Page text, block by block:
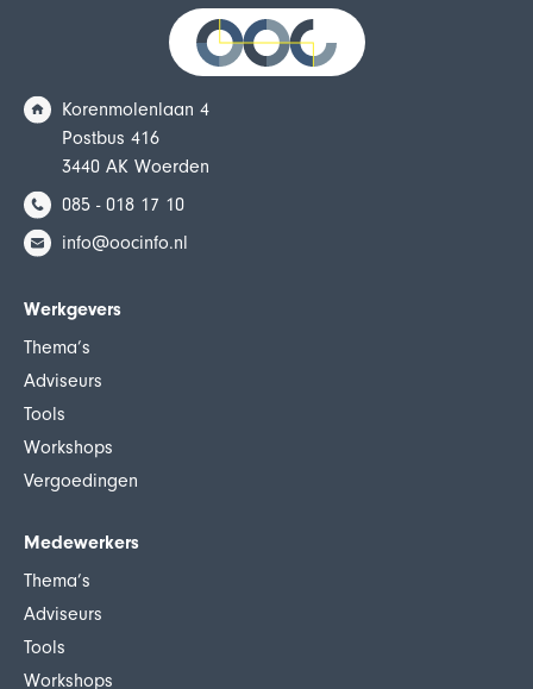
Korenmolenlaan 4
Postbus 416
3440 AK Woerden
085 - 018 17 10
info@oocinfo.nl
Werkgevers
Thema’s
Adviseurs
Tools
Workshops
Vergoedingen
Medewerkers
Thema’s
Adviseurs
Tools
Workshops